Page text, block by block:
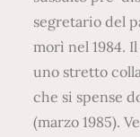
segretario del
morì nel 1984.
uno stretto
che si spense
(marzo 1985).